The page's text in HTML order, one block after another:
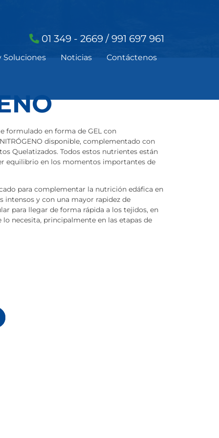
01 349 - 2669 / 991 697 961
Soluciones Noticias Contáctenos
formulado en forma de GEL con
disponible, complementado con
Quelatizados. Todos estos nutrientes están
equilibrio en los momentos importantes de
para complementar la nutrición edáfica en
y con una mayor rapidez de
para llegar de forma rápida a los tejidos, en
necesita, principalmente en las etapas de